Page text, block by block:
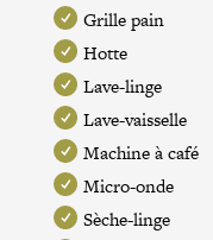
Grille pain
Hotte
Lave-linge
Lave-vaisselle
Machine à café
Micro-onde
Sèche-linge